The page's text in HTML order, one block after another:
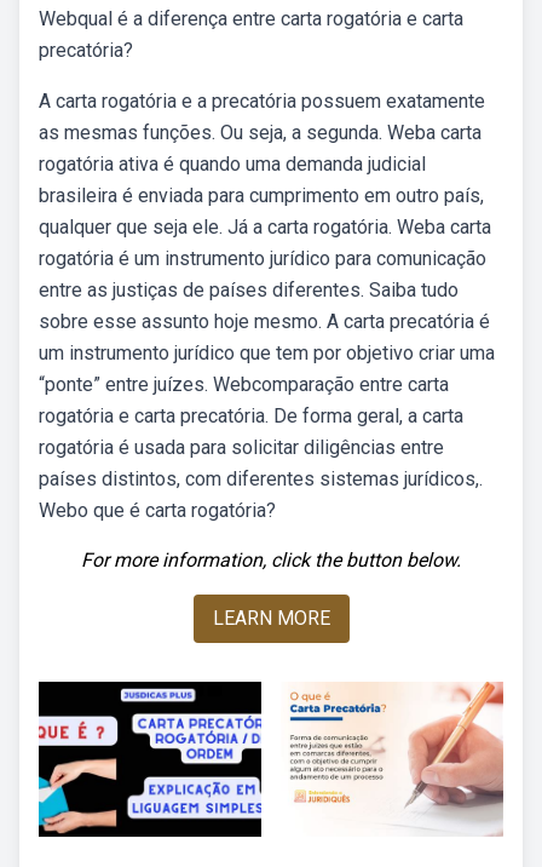
Webqual é a diferença entre carta rogatória e carta
precatória?
A carta rogatória e a precatória possuem exatamente
as mesmas funções. Ou seja, a segunda. Weba carta
rogatória ativa é quando uma demanda judicial
brasileira é enviada para cumprimento em outro país,
qualquer que seja ele. Já a carta rogatória. Weba carta
rogatória é um instrumento jurídico para comunicação
entre as justiças de países diferentes. Saiba tudo
sobre esse assunto hoje mesmo. A carta precatória é
um instrumento jurídico que tem por objetivo criar uma
“ponte” entre juízes. Webcomparação entre carta
rogatória e carta precatória. De forma geral, a carta
rogatória é usada para solicitar diligências entre
países distintos, com diferentes sistemas jurídicos,.
Webo que é carta rogatória?
For more information, click the button below.
LEARN MORE